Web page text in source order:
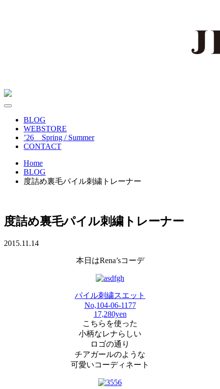
BLOG
WEBSTORE
’26 Spring / Summer
CONTACT
Home
BLOG
度詰め裏毛パイル刺繍トレーナー
度詰め裏毛パイル刺繍トレーナー
2015.11.14
本日はRena’sコーデ
パイル刺繍スエット
No,104-06-1177
17,280yen
こちらを使った
小柄なレナらしい
ロゴの通り
チアガールのような
可愛いコーディネート